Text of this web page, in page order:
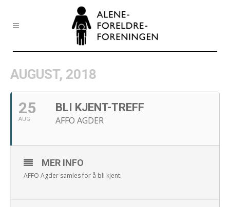
AUGUST, 2018
25
AUG
BLI KJENT-TREFF
AFFO AGDER
MER INFO
AFFO Agder samles for å bli kjent.